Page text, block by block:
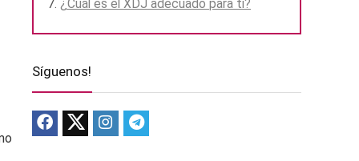
¿Cuál es el XDJ adecuado para ti?
Síguenos!